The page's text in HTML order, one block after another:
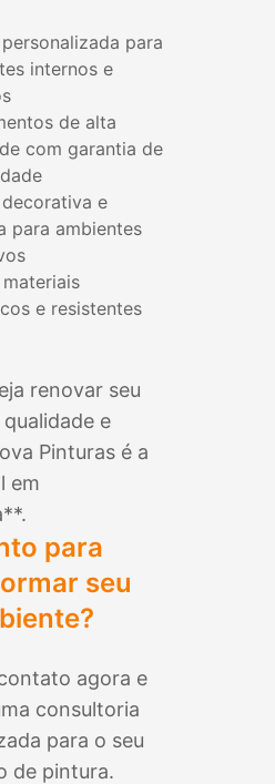
para
internos e
de alta
com garantia de
e
para ambientes
e resistentes
renovar seu
e
Pinturas é a
em
**.
para
seu
agora e
consultoria
para o seu
de pintura.